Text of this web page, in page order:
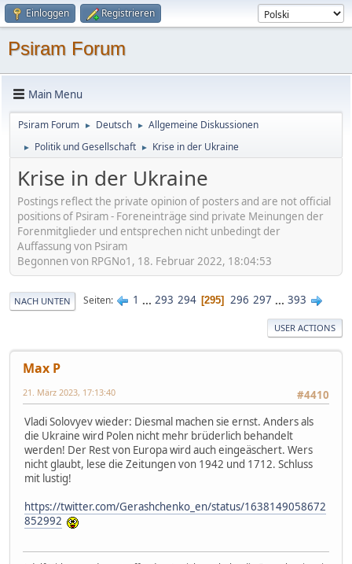
Einloggen Registrieren
Psiram Forum
Main Menu
Psiram Forum ► Deutsch ► Allgemeine Diskussionen
► Politik und Gesellschaft ► Krise in der Ukraine
Krise in der Ukraine
Postings reflect the private opinion of posters and are not official
positions of Psiram - Foreneinträge sind private Meinungen der
Forenmitglieder und entsprechen nicht unbedingt der
Auffassung von Psiram
Begonnen von RPGNo1, 18. Februar 2022, 18:04:53
NACH UNTEN Seiten 1 ... 293 294 295 296 297 ... 393
USER ACTIONS
Max P
#4410
21. März 2023, 17:13:40
Vladi Solovyev wieder: Diesmal machen sie ernst. Anders als
die Ukraine wird Polen nicht mehr brüderlich behandelt
werden! Der Rest von Europa wird auch eingeäschert. Wers
nicht glaubt, lese die Zeitungen von 1942 und 1712. Schluss
mit lustig!
https://twitter.com/Gerashchenko_en/status/1638149058672
852992